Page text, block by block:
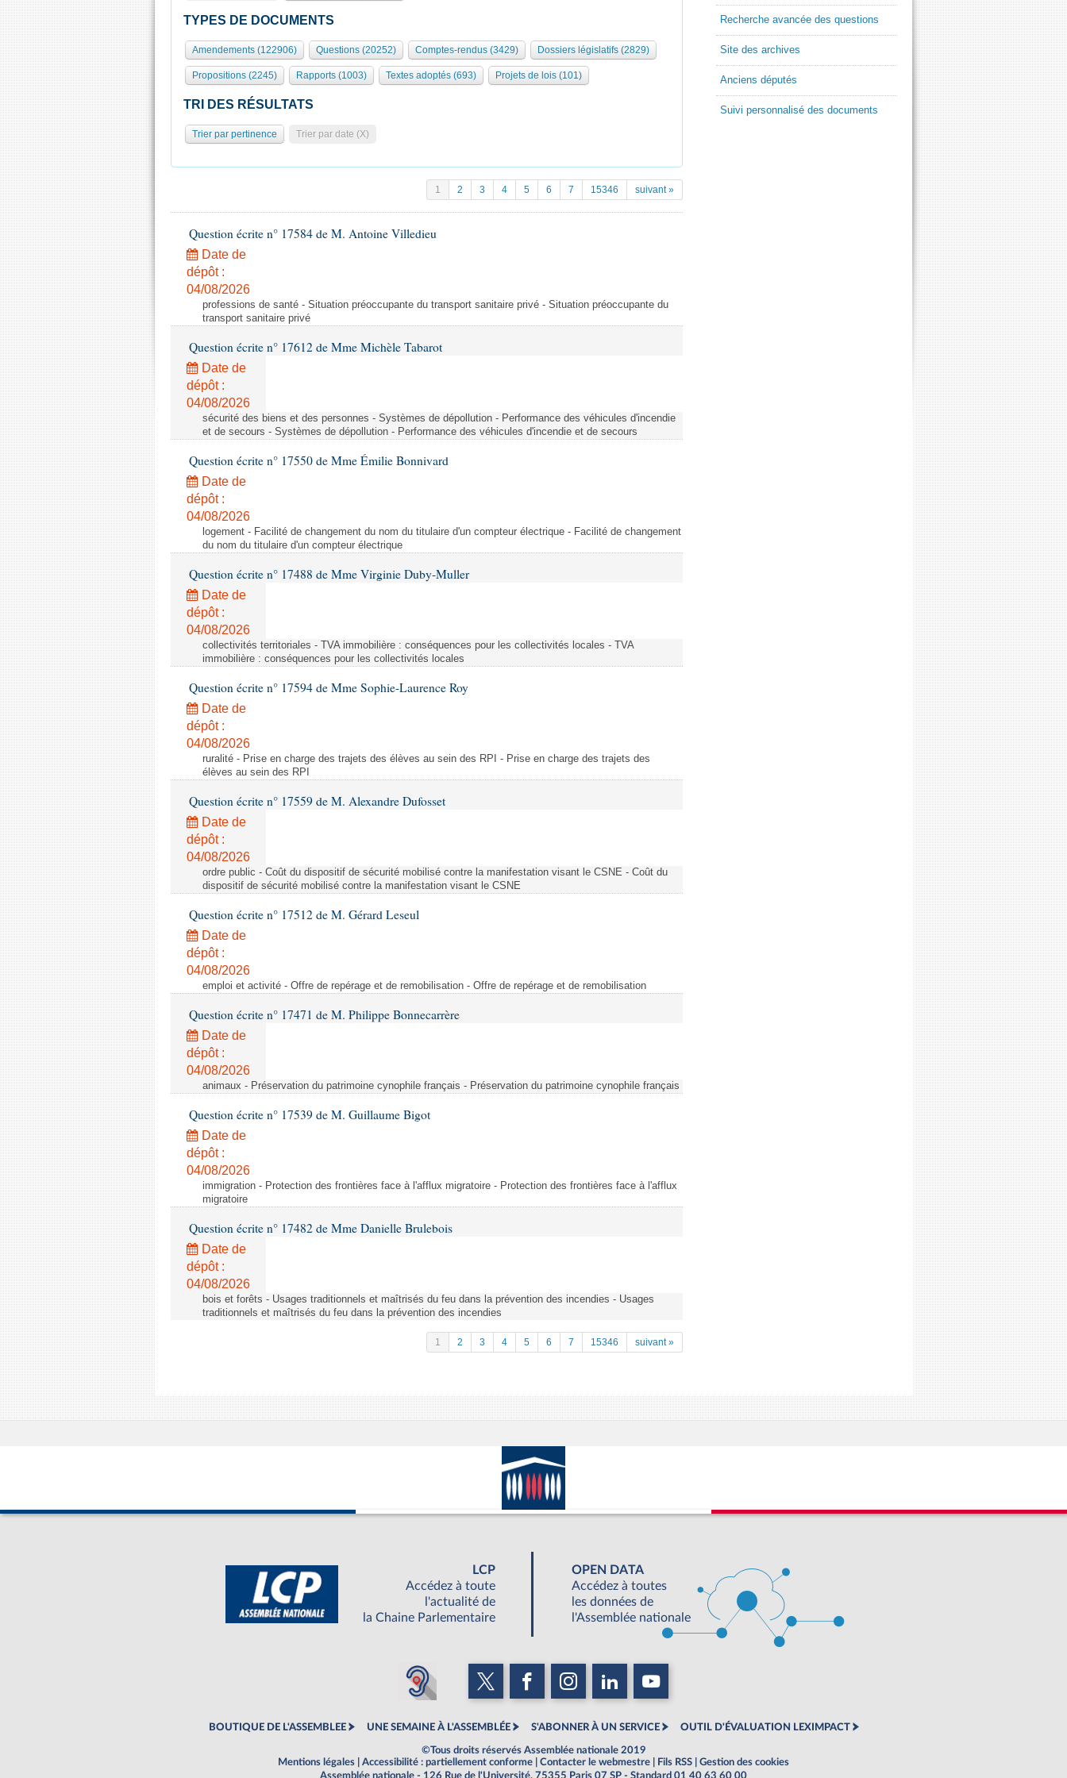
TYPES DE DOCUMENTS
Amendements (122906) Questions (20252) Comptes-rendus (3429) Dossiers législatifs (2829)
Propositions (2245) Rapports (1003) Textes adoptés (693) Projets de lois (101)
TRI DES RÉSULTATS
Trier par pertinence Trier par date (X)
1 2 3 4 5 6 7 15346 suivant »
Question écrite n° 17584 de M. Antoine Villedieu
Date de
dépôt :
04/08/2026
professions de santé - Situation préoccupante du transport sanitaire privé - Situation préoccupante du
transport sanitaire privé
Question écrite n° 17612 de Mme Michèle Tabarot
Date de
dépôt :
04/08/2026
sécurité des biens et des personnes - Systèmes de dépollution - Performance des véhicules d'incendie
et de secours - Systèmes de dépollution - Performance des véhicules d'incendie et de secours
Question écrite n° 17550 de Mme Émilie Bonnivard
Date de
dépôt :
04/08/2026
logement - Facilité de changement du nom du titulaire d'un compteur électrique - Facilité de changement
du nom du titulaire d'un compteur électrique
Question écrite n° 17488 de Mme Virginie Duby-Muller
Date de
dépôt :
04/08/2026
collectivités territoriales - TVA immobilière : conséquences pour les collectivités locales - TVA
immobilière : conséquences pour les collectivités locales
Question écrite n° 17594 de Mme Sophie-Laurence Roy
Date de
dépôt :
04/08/2026
ruralité - Prise en charge des trajets des élèves au sein des RPI - Prise en charge des trajets des
élèves au sein des RPI
Question écrite n° 17559 de M. Alexandre Dufosset
Date de
dépôt :
04/08/2026
ordre public - Coût du dispositif de sécurité mobilisé contre la manifestation visant le CSNE - Coût du
dispositif de sécurité mobilisé contre la manifestation visant le CSNE
Question écrite n° 17512 de M. Gérard Leseul
Date de
dépôt :
04/08/2026
emploi et activité - Offre de repérage et de remobilisation - Offre de repérage et de remobilisation
Question écrite n° 17471 de M. Philippe Bonnecarrère
Date de
dépôt :
04/08/2026
animaux - Préservation du patrimoine cynophile français - Préservation du patrimoine cynophile français
Question écrite n° 17539 de M. Guillaume Bigot
Date de
dépôt :
04/08/2026
immigration - Protection des frontières face à l'afflux migratoire - Protection des frontières face à l'afflux
migratoire
Question écrite n° 17482 de Mme Danielle Brulebois
Date de
dépôt :
04/08/2026
bois et forêts - Usages traditionnels et maîtrisés du feu dans la prévention des incendies - Usages
traditionnels et maîtrisés du feu dans la prévention des incendies
1 2 3 4 5 6 7 15346 suivant »
Recherche avancée des questions
Site des archives
Anciens députés
Suivi personnalisé des documents
LCP
Accédez à toute
l'actualité de
la Chaine Parlementaire
OPEN DATA
Accédez à toutes
les données de
l'Assemblée nationale
BOUTIQUE DE L'ASSEMBLEE UNE SEMAINE À L'ASSEMBLÉE S'ABONNER À UN SERVICE OUTIL D'ÉVALUATION LEXIMPACT
©Tous droits réservés Assemblée nationale 2019
Mentions légales
Accessibilité : partiellement conforme Contacter le webmestre Fils RSS
Gestion des cookies
Assemblée nationale - 126 Rue de l'Université, 75355 Paris 07 SP - Standard 01 40 63 60 00